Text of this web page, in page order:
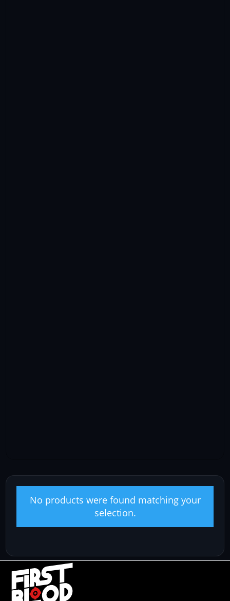
No products were found matching your
selection.